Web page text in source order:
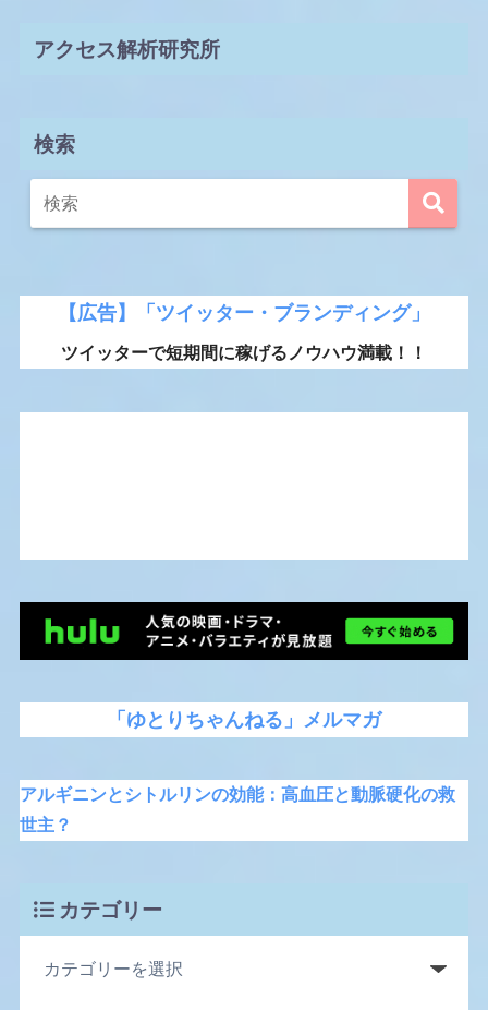
アクセス解析研究所
検索
【広告】「ツイッター・ブランディング」
ツイッターで短期間に稼げるノウハウ満載！！
「ゆとりちゃんねる」メルマガ
アルギニンとシトルリンの効能：高血圧と動脈硬化の救
世主？
カテゴリー